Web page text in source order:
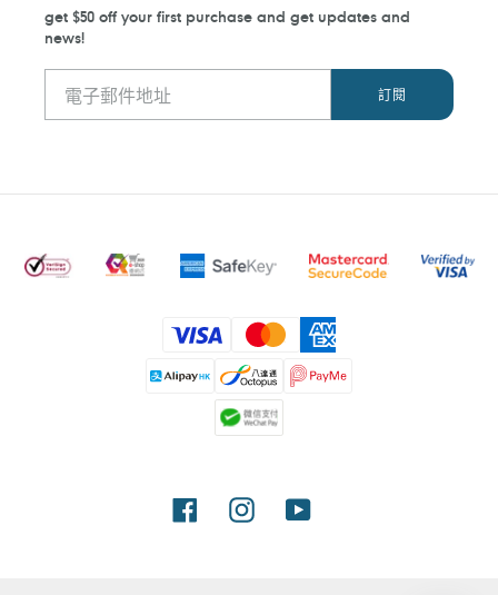
get $50 off your first purchase and get updates and
news!
付
款
方
式
FacebookInstagramYouTube